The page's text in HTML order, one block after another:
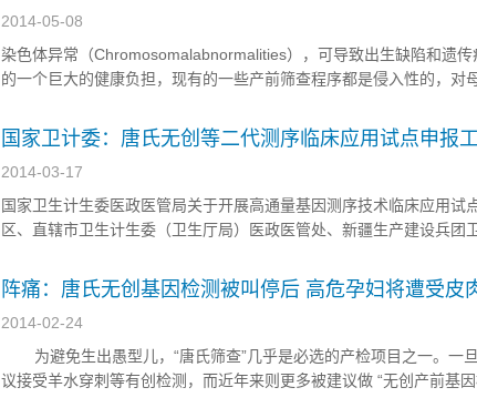
2014-05-08
染色体异常（Chromosomalabnormalities），可导致出生缺陷和遗
的一个巨大的健康负担，现有的一些产前筛查程序都是侵入性的，对
国家卫计委：唐氏无创等二代测序临床应用试点申报
2014-03-17
国家卫生计生委医政医管局关于开展高通量基因测序技术临床应用试
区、直辖市卫生计生委（卫生厅局）医政医管处、新疆生产建设兵团
办械管【2014】25号），我局拟组织高通量基因测序技术...
阵痛：唐氏无创基因检测被叫停后 高危孕妇将遭受皮
2014-02-24
为避免生出愚型儿，“唐氏筛查”几乎是必选的产检项目之一。一
议接受羊水穿刺等有创检测，而近年来则更多被建议做 “无创产前基